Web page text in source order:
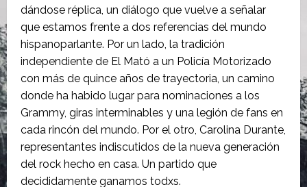
dándose réplica, un diálogo que vuelve a señalar
que estamos frente a dos referencias del mundo
hispanoparlante. Por un lado, la tradición
independiente de El Mató a un Policía Motorizado
con más de quince años de trayectoria, un camino
donde ha habido lugar para nominaciones a los
Grammy, giras interminables y una legión de fans en
cada rincón del mundo. Por el otro, Carolina Durante,
representantes indiscutidos de la nueva generación
del rock hecho en casa. Un partido que
decididamente ganamos todxs.